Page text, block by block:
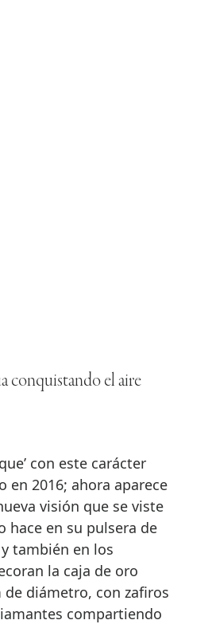
conquistando el aire
con este carácter
en 2016; ahora aparece
visión que se viste
hace en su pulsera de
también en los
la caja de oro
de diámetro, con zafiros
compartiendo